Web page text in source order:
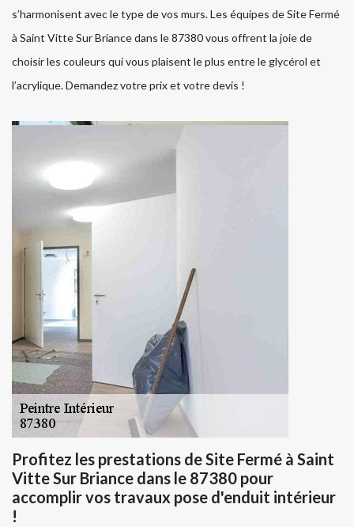
s’harmonisent avec le type de vos murs. Les équipes de Site Fermé
à Saint Vitte Sur Briance dans le 87380 vous offrent la joie de
choisir les couleurs qui vous plaisent le plus entre le glycérol et
l’acrylique. Demandez votre prix et votre devis !
Profitez les prestations de Site Fermé à Saint
Vitte Sur Briance dans le 87380 pour
accomplir vos travaux pose d'enduit intérieur
!